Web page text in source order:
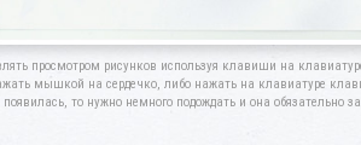
просмотром рисунков используя клавиши на
мышкой на сердечко, либо нажать на клавиатуре
то нужно немного подождать и она обязательно